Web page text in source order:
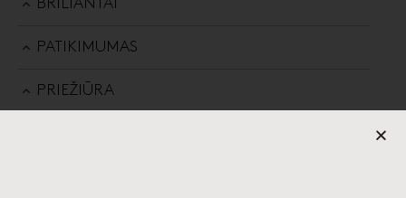
BRILIANTAI
PATIKIMUMAS
PRIEŽIŪRA